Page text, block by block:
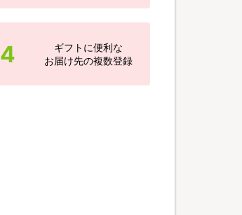
4
ギフトに便利な
お届け先の複数登録